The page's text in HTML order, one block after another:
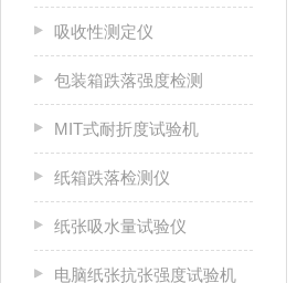
吸收性测定仪
包装箱跌落强度检测
MIT式耐折度试验机
纸箱跌落检测仪
纸张吸水量试验仪
电脑纸张抗张强度试验机